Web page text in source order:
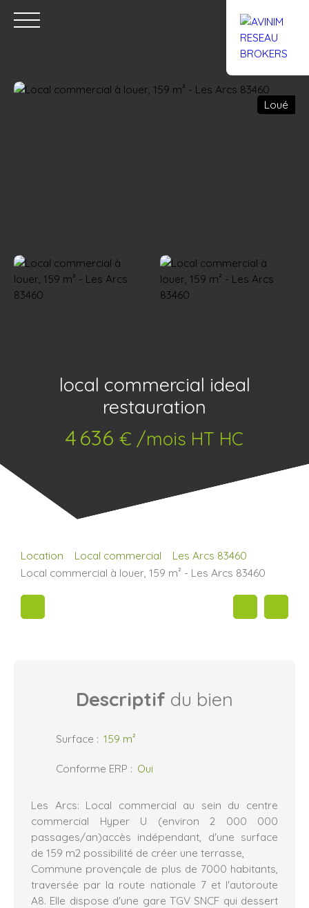
Loué
local commercial ideal
restauration
4 636 € /mois HT HC
Location Local commercial
Les Arcs 83460
Local commercial à louer, 159 m² - Les Arcs 83460
Descriptif du bien
Surface : 159 m²
Conforme ERP : Oui
Les Arcs: Local commercial au sein du centre
commercial Hyper U (environ 2 000 000
passages/an)accès indépendant, d'une surface
de 159 m2 possibilité de créer une terrasse,
Commune provençale de plus de 7000 habitants,
traversée par la route nationale 7 et l'autoroute
A8. Elle dispose d'une gare TGV SNCF qui dessert